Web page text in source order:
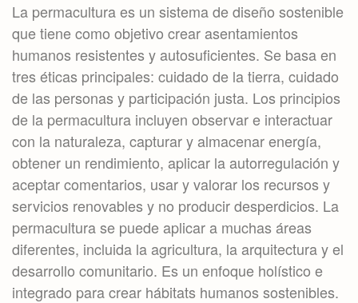
La permacultura es un sistema de diseño sostenible
que tiene como objetivo crear asentamientos
humanos resistentes y autosuficientes. Se basa en
tres éticas principales: cuidado de la tierra, cuidado
de las personas y participación justa. Los principios
de la permacultura incluyen observar e interactuar
con la naturaleza, capturar y almacenar energía,
obtener un rendimiento, aplicar la autorregulación y
aceptar comentarios, usar y valorar los recursos y
servicios renovables y no producir desperdicios. La
permacultura se puede aplicar a muchas áreas
diferentes, incluida la agricultura, la arquitectura y el
desarrollo comunitario. Es un enfoque holístico e
integrado para crear hábitats humanos sostenibles.